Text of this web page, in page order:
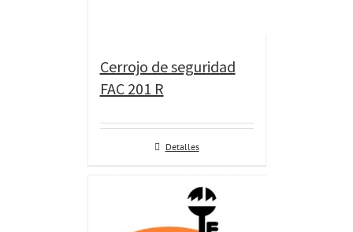
Cerrojo de seguridad
FAC 201 R
Detalles